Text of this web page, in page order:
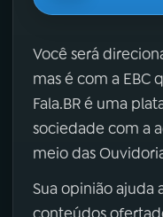
Você será
mas é com a EBC
Fala.BR é uma
sociedade com a
meio das
Sua opinião ajuda